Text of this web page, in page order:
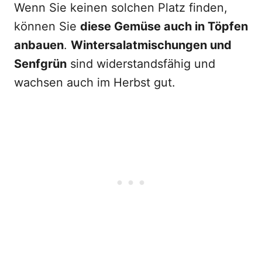
Wenn Sie keinen solchen Platz finden,
können Sie diese Gemüse auch in Töpfen
anbauen. Wintersalatmischungen und
Senfgrün sind widerstandsfähig und
wachsen auch im Herbst gut.